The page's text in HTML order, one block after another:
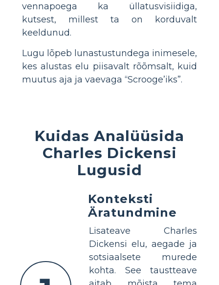
vennapoega ka üllatusvisiidiga,
kutsest, millest ta on korduvalt
keeldunud.
Lugu lõpeb lunastustundega inimesele,
kes alustas elu piisavalt rõõmsalt, kuid
muutus aja ja vaevaga “Scrooge’iks”.
Kuidas Analüüsida
Charles Dickensi
Lugusid
Konteksti
Äratundmine
Lisateave Charles
Dickensi elu, aegade ja
sotsiaalsete murede
kohta. See taustteave